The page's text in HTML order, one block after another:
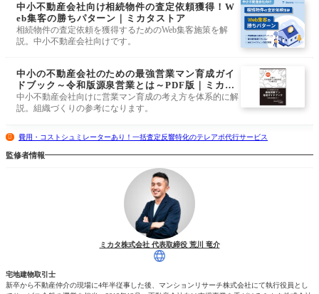
中小不動産会社向け相続物件の査定依頼獲得！W
eb集客の勝ちパターン｜ミカタストア
相続物件の査定依頼を獲得するためのWeb集客施策を解
説。中小不動産会社向けです。
中小の不動産会社のための最強営業マン育成ガイ
ドブック～令和版源泉営業とは～PDF版｜ミカタ
ストア
中小不動産会社向けに営業マン育成の考え方を体系的に解
説。組織づくりの参考になります。
費用・コストシュミレーターあり！一括査定反響特化のテレアポ代行サービス
監修者情報
ミカタ株式会社 代表取締役 荒川 竜介
宅地建物取引士
新卒から不動産仲介の現場に4年半従事した後、マンションリサーチ株式会社にて執行役員とし